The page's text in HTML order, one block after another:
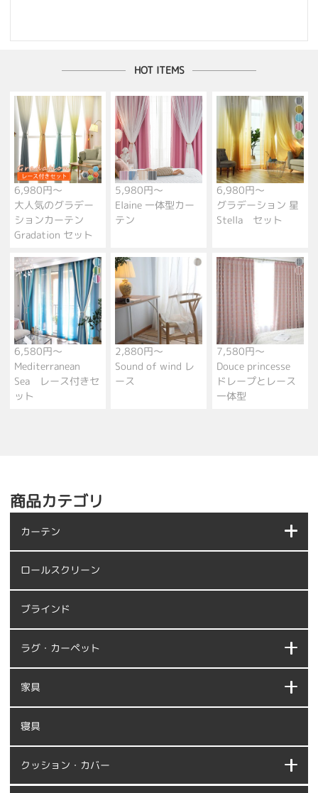
HOT ITEMS
6,980円～
大人気のグラデー
ションカーテン
Gradation セット
5,980円～
Elaine 一体型カー
テン
6,980円～
グラデーション 星
Stella セット
6,580円～
Mediterranean
Sea レース付きセ
ット
2,880円～
Sound of wind レ
ース
7,580円～
Douce princesse
ドレープとレース
一体型
商品カテゴリ
カーテン
ロールスクリーン
ブラインド
ラグ・カーペット
家具
寝具
クッション・カバー